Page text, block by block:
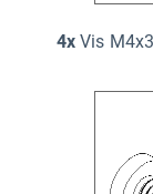
4xVis